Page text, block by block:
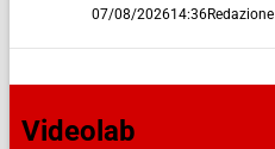
07/08/202614:36Redazione
Videolab